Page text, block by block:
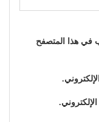
في هذا المتصفح